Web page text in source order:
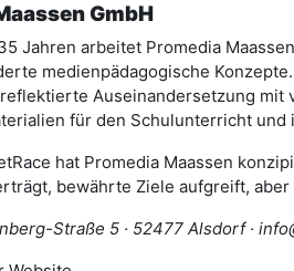
GmbH
Jahren arbeitet Promedia
medienpädagogische
Auseinandersetzung mit
für den Schulunterricht
hat Promedia Maassen
bewährte Ziele aufgreift,
Straße 5 · 52477 Alsdorf ·